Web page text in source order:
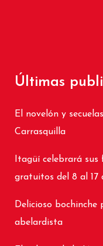
Últimas
El novelón y
Carrasquilla
Itagüí celebrará
gratuitos del 8 al 17
Delicioso
abelardista